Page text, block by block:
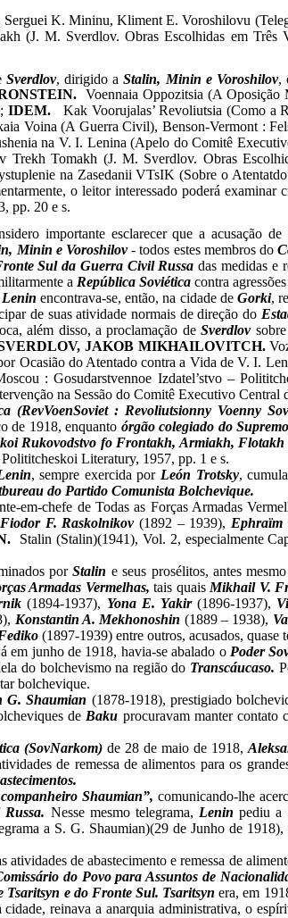
Serguei K. Mininu, Kliment E. Voroshilovu
(J. M. Sverdlov. Obras Escolhidas em Três
Sverdlov, dirigido aStalin, Minin e Voroshilov,
Voennaia Oppozitsia (A
IDEM.
Kak Voorujalas’ Revoliutsia (Como a
Voina (A Guerra Civil), Benson-Vermont :
na V. I. Lenina (Apelo do Comitê
Tomakh (J. M. Sverdlov. Obras
na Zasedanii VTsIK (Sobre o
o leitor interessado poderá examinar
pp. 20 e s.
importante esclarecer que a acusação
Minin e Voroshilov- todos estes membros do
Sul da Guerra Civil Russadas medidas e
a República Soviética contra
Lenin encontrava-se, então, na cidade deGorki,
de suas atividade normais de direção do
além disso, a proclamação deSverdlov
JAKOB MIKHAILOVITCH.
Ocasião do Atentado contra a Vida de V. I.
: Gosudarstvennoe Izdatel’stvo –
na Sessão do Comitê Executivo Central
(RevVoenSoviet : Revoliutsionny Voenny
de 1918, enquanto órgão colegiado do
Rukovodstvo fo Frontakh, Armiakh,
Literatury, 1957, pp. 1 e s.
, sempre exercida por León Trotsky,
do Partido Comunista Bolchevique.
em-chefe de Todas as Forças Armadas
Fiodor F. Raskolnikov(1892 – 1939), Ephraïm
Stalin (Stalin)(1941), Vol. 2, especialmente
porStalin e seus prosélitos, antes
Armadas Vermelhas,tais quais Mikhail V.
(1894-1937), Yona E. Yakir(1896-1937),
Konstantin A. Mekhonoshin (1889 – 1938),
(1897-1939) entre outros, acusados, quase
em junho de 1918, havia-se abalado o Poder
do bolchevismo na região do Transcáucaso.
bolchevique.
G. Shaumian (1878-1918), prestigiado
de Baku procuravam manter contato
(SovNarkom)de 28 de maio de 1918,
de remessa de alimentos para os
Shaumian”, comunicando-lhe
Nesse mesmo telegrama, Lenin pediu a
a S. G. Shaumian)(29 de Junho de
atividades de abastecimento e remessa de
do Povo para Assuntos de
Tsaritsyn e do Fronte Sul. Tsaritsynera, em
cidade, reinava a anarquia administrativa, o